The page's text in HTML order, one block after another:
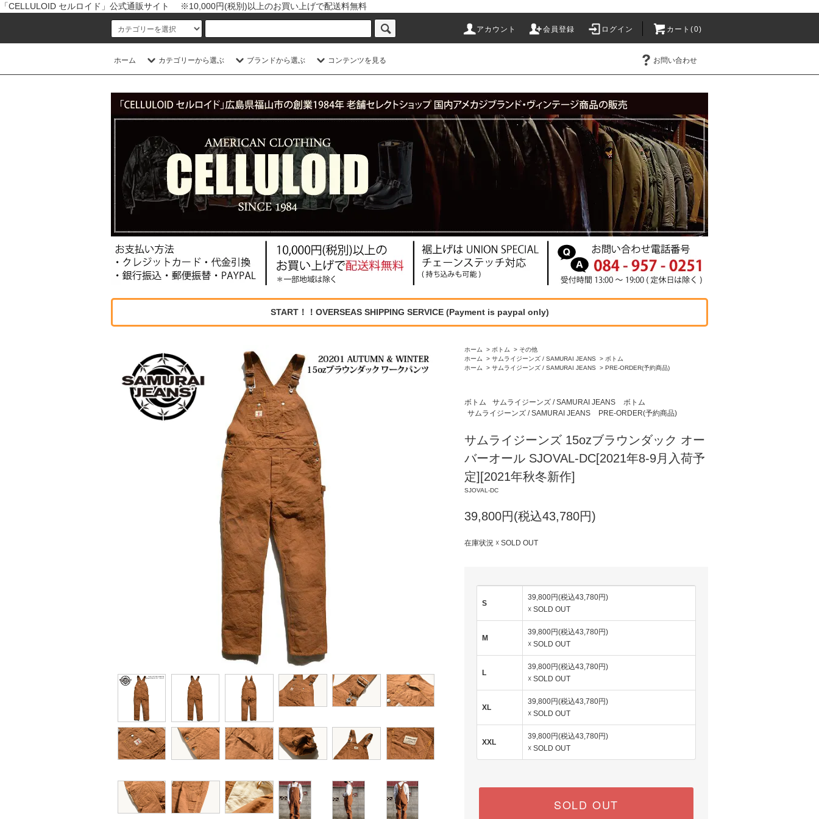
「CELLULOID セルロイド」公式通販サイト ※10,000円(税別)以上のお買い上げで配送料無料
アカウント 会員登録 ログイン カート(0)
ホーム カテゴリーから選ぶ ブランドから選ぶ コンテンツを見る お問い合わせ
START！！OVERSEAS SHIPPING SERVICE (Payment is paypal only)
ホーム > ボトム > その他
ホーム
> サムライジーンズ / SAMURAI JEANS > ボトム
ホーム
> サムライジーンズ / SAMURAI JEANS > PRE-ORDER(予約商品)
ボトム サムライジーンズ / SAMURAI JEANS
ボトム
サムライジーンズ / SAMURAI JEANS
PRE-ORDER(予約商品)
サムライジーンズ 15ozブラウンダック オー
バーオール SJOVAL-DC[2021年8-9月入荷予
定][2021年秋冬新作]
SJOVAL-DC
39,800円(税込43,780円)
在庫状況 ☓ SOLD OUT
S
39,800円(税込43,780円)
☓ SOLD OUT
M
39,800円(税込43,780円)
☓ SOLD OUT
L
39,800円(税込43,780円)
☓ SOLD OUT
XL
39,800円(税込43,780円)
☓ SOLD OUT
XXL
39,800円(税込43,780円)
☓ SOLD OUT
SOLD OUT